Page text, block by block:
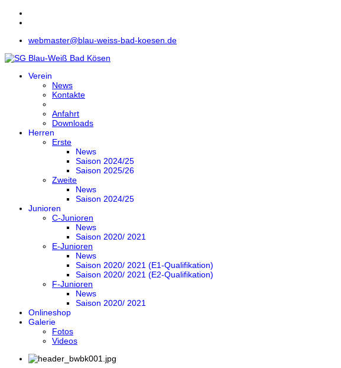
webmaster@blau-weiss-bad-koesen.de
Verein
News
Kontakte
Anfahrt
Downloads
Herren
Erste
News
Saison 2024/25
Saison 2025/26
Zweite
News
Saison 2024/25
Junioren
C-Junioren
News
Saison 2020/ 2021
E-Junioren
News
Saison 2020/ 2021 (E1-Qualifikation)
Saison 2020/ 2021 (E2-Qualifikation)
F-Junioren
News
Saison 2020/ 2021
Onlineshop
Galerie
Fotos
Videos